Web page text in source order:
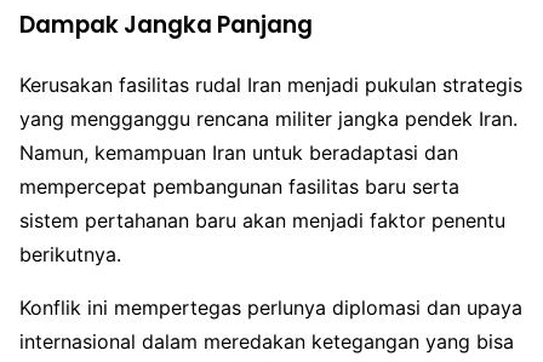
Dampak Jangka Panjang
Kerusakan fasilitas rudal Iran menjadi pukulan strategis
yang mengganggu rencana militer jangka pendek Iran.
Namun, kemampuan Iran untuk beradaptasi dan
mempercepat pembangunan fasilitas baru serta
sistem pertahanan baru akan menjadi faktor penentu
berikutnya.
Konflik ini mempertegas perlunya diplomasi dan upaya
internasional dalam meredakan ketegangan yang bisa